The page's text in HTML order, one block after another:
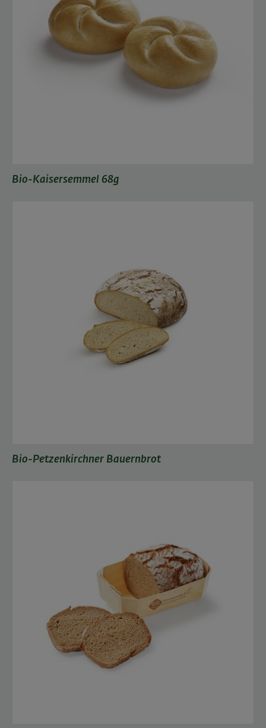
Bio-Kaisersemmel 68g
Bio-Petzenkirchner Bauernbrot